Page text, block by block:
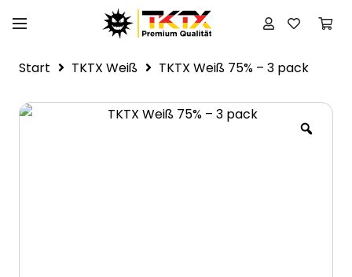
Start TKTX Weiß TKTX Weiß 75% – 3 pack